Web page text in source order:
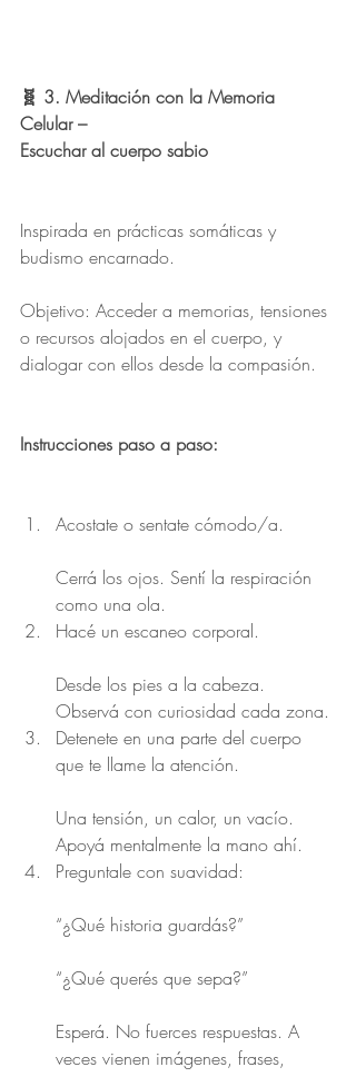
🧬 3. Meditación con la Memoria
Celular –
Escuchar al cuerpo sabio
Inspirada en prácticas somáticas y
budismo encarnado.
Objetivo: Acceder a memorias, tensiones
o recursos alojados en el cuerpo, y
dialogar con ellos desde la compasión.
Instrucciones paso a paso:
Acostate o sentate cómodo/a.
Cerrá los ojos. Sentí la respiración
como una ola.
Hacé un escaneo corporal.
Desde los pies a la cabeza.
Observá con curiosidad cada zona.
Detenete en una parte del cuerpo
que te llame la atención.
Una tensión, un calor, un vacío.
Apoyá mentalmente la mano ahí.
Preguntale con suavidad:
“¿Qué historia guardás?”
“¿Qué querés que sepa?”
Esperá. No fuerces respuestas. A
veces vienen imágenes, frases,